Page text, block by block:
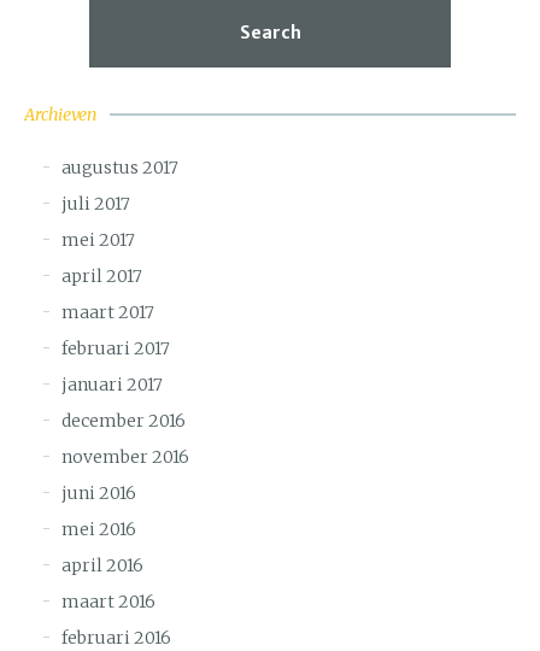
Search
Archieven
augustus 2017
juli 2017
mei 2017
april 2017
maart 2017
februari 2017
januari 2017
december 2016
november 2016
juni 2016
mei 2016
april 2016
maart 2016
februari 2016